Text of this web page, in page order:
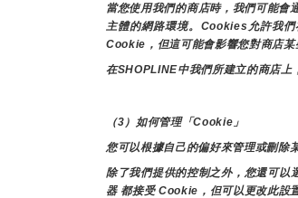
當您使用我們的商店時，我們可能
主體的網路環境。Cookies允許我
Cookie，但這可能會影響您對商店某
在SHOPLINE中我們所建立的商店上
（3）如何管理「Cookie」
您可以根據自己的偏好來管理或刪除
除了我們提供的控制之外，您還可
器 都接受 Cookie，但可以更改此設